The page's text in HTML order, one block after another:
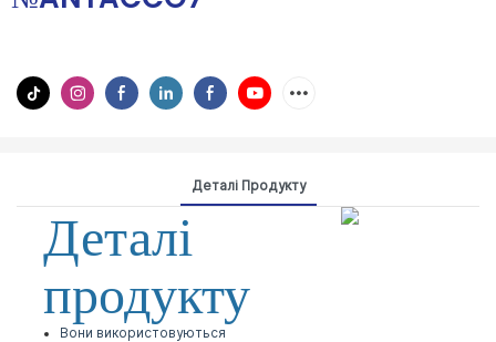
Деталі Продукту
Деталі
продукту
Вони використовуються